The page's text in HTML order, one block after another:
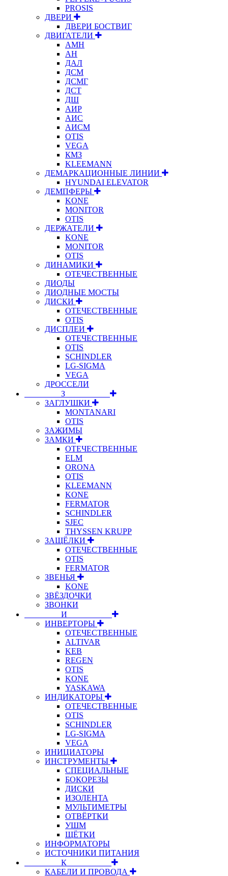
PROSIS
ДВЕРИ
ДВЕРИ БОСТВИГ
ДВИГАТЕЛИ
АМН
АН
ДАЛ
ДСМ
ДСМГ
ДСТ
ДШ
АИР
АИС
АИСМ
OTIS
VEGA
КМЗ
KLEEMANN
ДЕМАРКАЦИОННЫЕ ЛИНИИ
HYUNDAI ELEVATOR
ДЕМПФЕРЫ
KONE
MONITOR
OTIS
ДЕРЖАТЕЛИ
KONE
MONITOR
OTIS
ДИНАМИКИ
ОТЕЧЕСТВЕННЫЕ
ДИОДЫ
ДИОДНЫЕ МОСТЫ
ДИСКИ
ОТЕЧЕСТВЕННЫЕ
OTIS
ДИСПЛЕИ
ОТЕЧЕСТВЕННЫЕ
OTIS
SCHINDLER
LG-SIGMA
VEGA
ДРОССЕЛИ
⠀⠀⠀⠀⠀⠀З⠀⠀⠀⠀⠀⠀⠀
ЗАГЛУШКИ
MONTANARI
OTIS
ЗАЖИМЫ
ЗАМКИ
ОТЕЧЕСТВЕННЫЕ
ELM
ORONA
OTIS
KLEEMANN
KONE
FERMATOR
SCHINDLER
SJEC
THYSSEN KRUPP
ЗАЩЁЛКИ
ОТЕЧЕСТВЕННЫЕ
OTIS
FERMATOR
ЗВЕНЬЯ
KONE
ЗВЁЗДОЧКИ
ЗВОНКИ
⠀⠀⠀⠀⠀⠀И⠀⠀⠀⠀⠀⠀⠀
ИНВЕРТОРЫ
ОТЕЧЕСТВЕННЫЕ
ALTIVAR
KEB
REGEN
OTIS
KONE
YASKAWA
ИНДИКАТОРЫ
ОТЕЧЕСТВЕННЫЕ
OTIS
SCHINDLER
LG-SIGMA
VEGA
ИНИЦИАТОРЫ
ИНСТРУМЕНТЫ
СПЕЦИАЛЬНЫЕ
БОКОРЕЗЫ
ДИСКИ
ИЗОЛЕНТА
МУЛЬТИМЕТРЫ
ОТВЁРТКИ
УШМ
ЩЁТКИ
ИНФОРМАТОРЫ
ИСТОЧНИКИ ПИТАНИЯ
⠀⠀⠀⠀⠀⠀К⠀⠀⠀⠀⠀⠀⠀
КАБЕЛИ И ПРОВОДА